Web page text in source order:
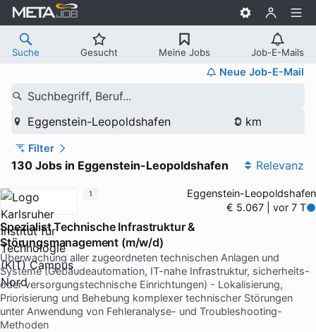
Suche Gesucht Meine Jobs Job-E-Mails
Neue Job-E-Mail
Suchbegriff, Beruf...
Eggenstein-Leopoldshafen
Filter
130 Jobs in Eggenstein-Leopoldshafen Relevanz
Eggenstein-Leopoldshafen
€ 5.067 | vor 7 T
Spezialist Technische Infrastruktur &
Störungsmanagement (m/w/d)
Überwachung aller zugeordneten technischen Anlagen und
Systeme (Gebäudeautomation, IT-nahe Infrastruktur, sicherheits-
oder versorgungstechnische Einrichtungen) - Lokalisierung,
Priorisierung und Behebung komplexer technischer Störungen
unter Anwendung von Fehleranalyse- und Troubleshooting-
Methoden
1